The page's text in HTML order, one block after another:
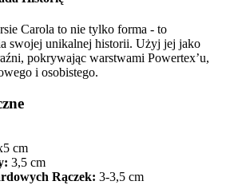
Carola to nie tylko forma - to
swojej unikalnej historii. Użyj jej jako
pokrywając warstwami Powertex’u,
i osobistego.
cm
3,5 cm
Rączek: 3-3,5 cm